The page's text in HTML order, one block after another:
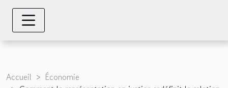
Accueil
Économie